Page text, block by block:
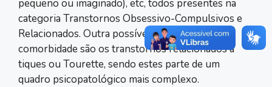
pequeno ou imaginado), etc, todos presentes na
categoria Transtornos Obsessivo-Compulsivos e
Relacionados. Outra possível ocorrência de
comorbidade são os transtornos relacionados a
tiques ou Tourette, sendo estes parte de um
quadro psicopatológico mais complexo.